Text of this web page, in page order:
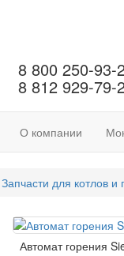
8 800 250-93-
8 812 929-79-
О компании
Запчасти для котлов и
Автомат горения